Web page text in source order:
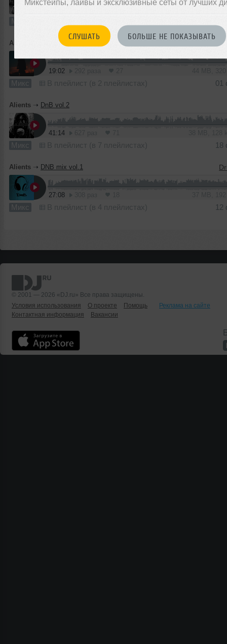
Микстейпы, лайвы и эксклюзивные сеты от лучших
СЛУШАТЬ БОЛЬШЕ НЕ ПОКАЗЫВАТЬ
67 MB,
Микс
Alients Liquid dnb mix vol.1
19:02
Микс В плейлист (в 2 плейлистах) 01
Alients ➝ DnB vol.2
41:14
Микс В плейлист (в 7 плейлистах) 18
Alients ➝ DNB mix vol.1
27:08
Микс В плейлист (в 4 плейлистах) 12
© 2001 — 2026 «DJ.ru» Все права защищены.
Условия использования
О проекте Помощь
Реклама на сайте
Контактная информация
Вакансии